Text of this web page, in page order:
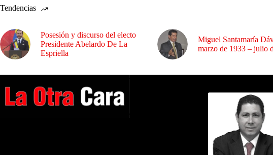
Tendencias
Posesión y discurso del electo
Presidente Abelardo De La
Espriella
Miguel Santamaría
marzo de 1933 – julio